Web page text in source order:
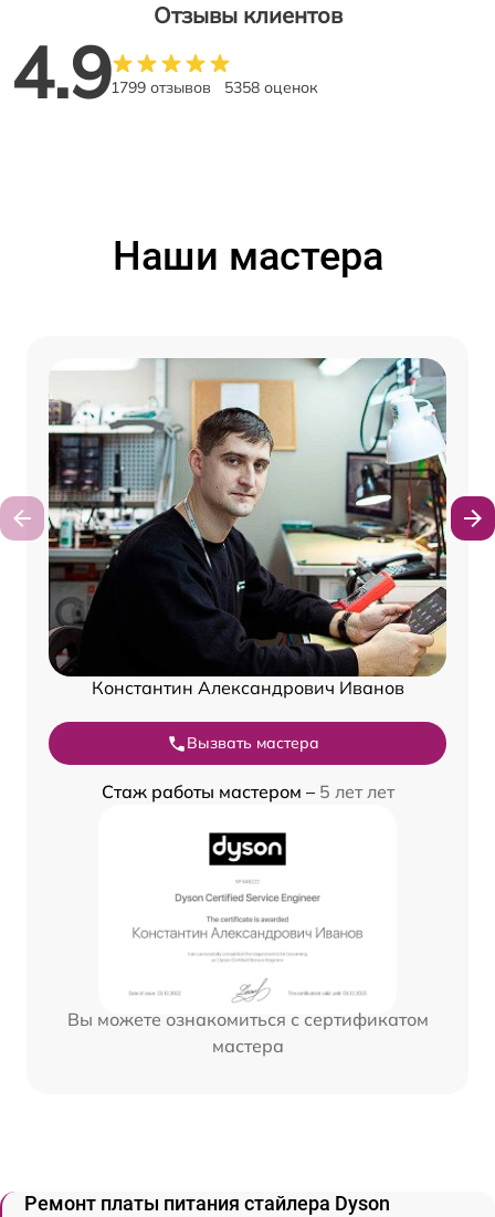
Отзывы клиентов
4.91799 отзывов 5358 оценок
Наши мастера
Константин Александрович Иванов
Вызвать мастера
Стаж работы мастером – 5 лет лет
Вы можете ознакомиться с сертификатом
мастера
Ремонт платы питания стайлера Dyson